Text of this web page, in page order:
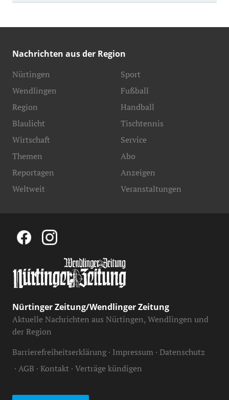
Nachrichten aus der Region
Nürtingen
Wendlingen
Region
Blaulicht
Sport
Fußball
Handball
Tischtennis
Wirtschaft
Themen
Reportagen
Weltweit
Service
Abo
Anzeigen
Veranstaltungen
Nürtinger Zeitung/Wendlinger Zeitung
Aktuelle Nachrichten aus Nürtingen, Wendlingen und
der Region
Barrierefreiheitserklärung Impressum Datenschutz
AGB Kontakt Verträge kündigen